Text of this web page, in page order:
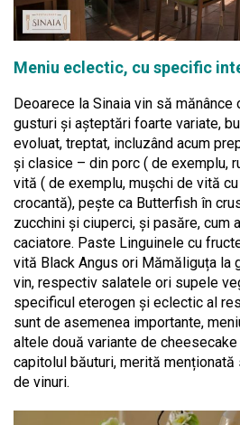
Meniu eclectic, cu specific
Deoarece la Sinaia vin să mănânce
gusturi și așteptări foarte variate,
evoluat, treptat, incluzând acum
și clasice – din porc ( de exemplu,
vită ( de exemplu, mușchi de vită
crocantă), pește ca Butterfish în
zucchini și ciuperci, și pasăre, cum
caciatore. Paste Linguinele cu
vită Black Angus ori Mămăliguța la
vin, respectiv salatele ori supele
specificul eterogen și eclectic al
sunt de asemenea importante,
altele două variante de
capitolul băuturi, merită
de vinuri.